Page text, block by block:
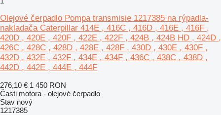
Olejové čerpadlo Pompa transmisie 1217385 na rýpadla-
nakladača Caterpillar 414E , 416C , 416D , 416E , 416F ,
420D , 420E , 420F , 422E , 422F , 424B , 424B HD , 424D ,
426C , 428C , 428D , 428E , 428F , 430D , 430E , 430F ,
432D , 432E , 432F , 434E , 434F , 436C , 438C , 438D ,
442D , 442E , 444E , 444F
276,10 € 1 450 RON
Časti motora - olejové čerpadlo
Stav nový
1217385